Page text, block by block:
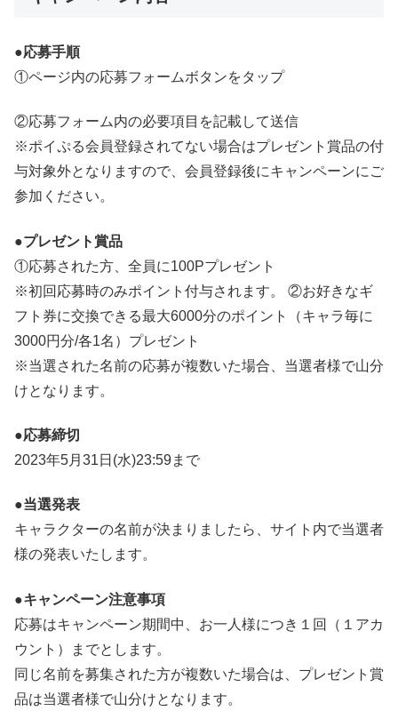
●応募手順
①ページ内の応募フォームボタンをタップ
②応募フォーム内の必要項目を記載して送信
※ポイぷる会員登録されてない場合はプレゼント賞品の付
与対象外となりますので、会員登録後にキャンペーンにご
参加ください。
●プレゼント賞品
①応募された方、全員に100Pプレゼント
※初回応募時のみポイント付与されます。 ②お好きなギ
フト券に交換できる最大6000分のポイント（キャラ毎に
3000円分/各1名）プレゼント
※当選された名前の応募が複数いた場合、当選者様で山分
けとなります。
●応募締切
2023年5月31日(水)23:59まで
●当選発表
キャラクターの名前が決まりましたら、サイト内で当選者
様の発表いたします。
●キャンペーン注意事項
応募はキャンペーン期間中、お一人様につき１回（１アカ
ウント）までとします。
同じ名前を募集された方が複数いた場合は、プレゼント賞
品は当選者様で山分けとなります。